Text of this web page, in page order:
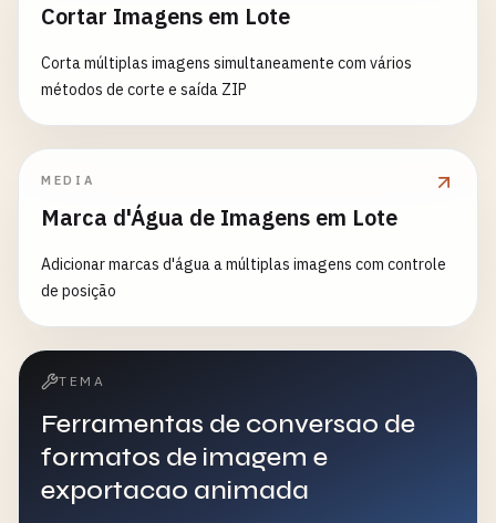
Cortar Imagens em Lote
Corta múltiplas imagens simultaneamente com vários
métodos de corte e saída ZIP
MEDIA
Marca d'Água de Imagens em Lote
Adicionar marcas d'água a múltiplas imagens com controle
de posição
TEMA
Ferramentas de conversao de
formatos de imagem e
exportacao animada